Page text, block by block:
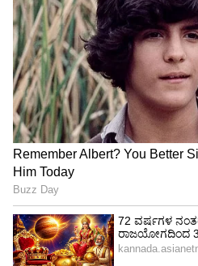
ಕರ್ನಾಟಕದಲ್ಲಿ ಸಾಮಾನ್ಯವಾಗಿ
ಯುದ್ಧದಲ್ಲಿ ಶತ್ರುಗಳ ಎದುರು
ಮಡಿದ ಯೋಧರು, ಊರಿನ
ಗೋವುಗಳನ್ನು ಕಾಪಾಡುವಾಗ
ಕೆತ್ತಲ್ಪಟ್ಟಿರುತ್ತವೆ. ಆದರೆ,
ಸಂಪೂರ್ಣ ಭಿನ್ನವಾದ
ಯುದ್ಧವಿಲ್ಲದೆ, ಕೇವಲ
ಮೇಲಿನ ಗೌರವಕ್ಕಾಗಿ, ನೂರಾರು
ಸಮಾಧಿಯ ಮುಂದೆ
ಮಾಡಿದ ಅಪೂರ್ವ ಕಥೆಯನ್ನು